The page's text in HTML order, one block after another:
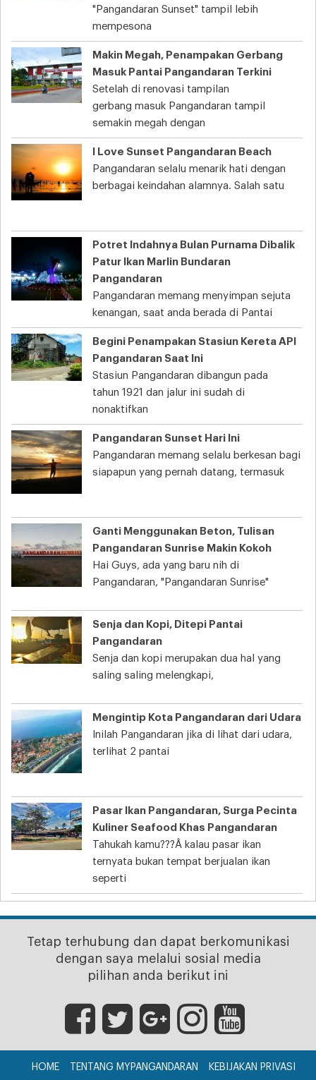
"Pangandaran Sunset" tampil lebih
mempesona
Makin Megah, Penampakan Gerbang
Masuk Pantai Pangandaran Terkini
Setelah di renovasi tampilan
gerbang masuk Pangandaran tampil
semakin megah dengan
I Love Sunset Pangandaran Beach
Pangandaran selalu menarik hati dengan
berbagai keindahan alamnya. Salah satu
Potret Indahnya Bulan Purnama Dibalik
Patur Ikan Marlin Bundaran
Pangandaran
Pangandaran memang menyimpan sejuta
kenangan, saat anda berada di Pantai
Begini Penampakan Stasiun Kereta API
Pangandaran Saat Ini
Stasiun Pangandaran dibangun pada
tahun 1921 dan jalur ini sudah di
nonaktifkan
Pangandaran Sunset Hari Ini
Pangandaran memang selalu berkesan bagi
siapapun yang pernah datang, termasuk
Ganti Menggunakan Beton, Tulisan
Pangandaran Sunrise Makin Kokoh
Hai Guys, ada yang baru nih di
Pangandaran, "Pangandaran Sunrise"
Senja dan Kopi, Ditepi Pantai
Pangandaran
Senja dan kopi merupakan dua hal yang
saling saling melengkapi,
Mengintip Kota Pangandaran dari Udara
Inilah Pangandaran jika di lihat dari udara,
terlihat 2 pantai
Pasar Ikan Pangandaran, Surga Pecinta
Kuliner Seafood Khas Pangandaran
Tahukah kamu???Â kalau pasar ikan
ternyata bukan tempat berjualan ikan
seperti
Tetap terhubung dan dapat berkomunikasi
dengan saya melalui sosial media
pilihan anda berikut ini
HOME TENTANG MYPANGANDARAN KEBIJAKAN PRIVASI